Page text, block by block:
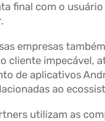
final com o
empresas
cliente impecável,
de aplicativos
ao
utilizam as